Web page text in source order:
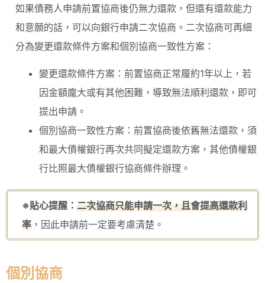
如果債務人申請前置協商後仍無力還款，但還有還款能力
和意願的話，可以向銀行申請二次協商。二次協商可再細
分為變更還款條件方案和個別協商一致性方案：
變更還款條件方案：前置協商正常履約1年以上，若
因金額龐大或有其他困難，導致無法順利還款，即可
提出申請。
個別協商一致性方案：前置協商後依舊無法還款，須
和最大債權銀行再次共同擬定還款方案，其他債權銀
行比照最大債權銀行協商條件辦理。
※貼心提醒： 二次協商只能申請一次，且會提高還款利
率 ，因此申請前一定要考慮清楚。
個別協商